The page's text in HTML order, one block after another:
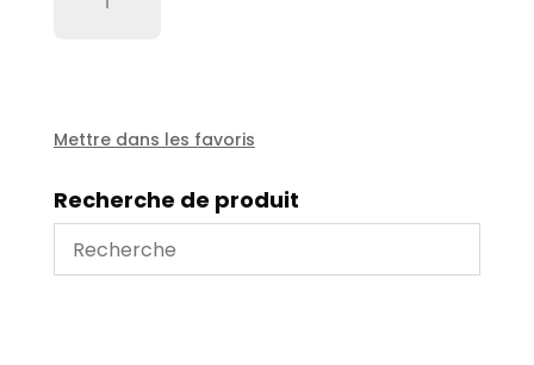
Mettre dans les favoris
Recherche de produit